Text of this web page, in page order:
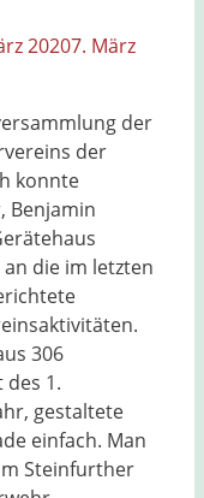
20207. März
der
der
konnte
Benjamin
die im letzten
306
1.
gestaltete
einfach. Man
Steinfurther